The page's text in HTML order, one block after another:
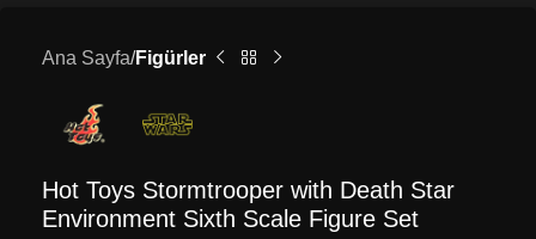
Ana Sayfa Figürler
Hot Toys Stormtrooper with Death Star
Environment Sixth Scale Figure Set